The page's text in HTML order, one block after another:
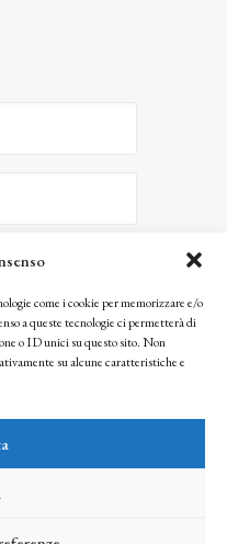
come i cookie per memorizzare e/o
a queste tecnologie ci permetterà di
o ID unici su questo sito. Non
su alcune caratteristiche e
informazioni saranno trattate
Matteucci